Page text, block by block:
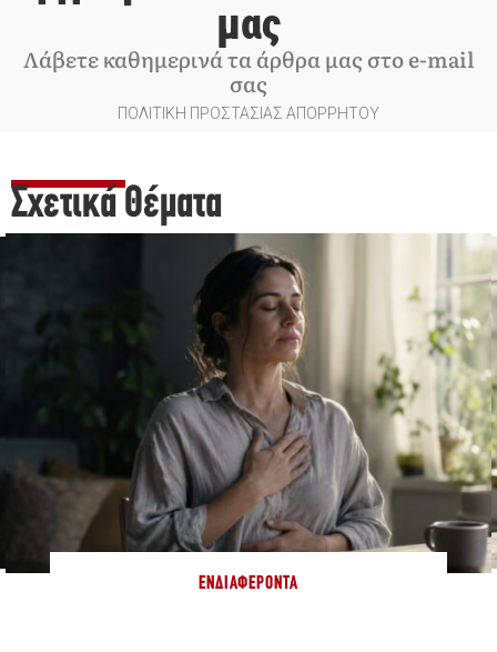
μας
Λάβετε καθημερινά τα άρθρα μας στο e-mail
σας
ΠΟΛΙΤΙΚΗ ΠΡΟΣΤΑΣΙΑΣ ΑΠΟΡΡΗΤΟΥ
Σχετικά Θέματα
ΕΝΔΙΑΦΈΡΟΝΤΑ